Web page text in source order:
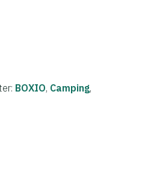
BOXIO, Camping,